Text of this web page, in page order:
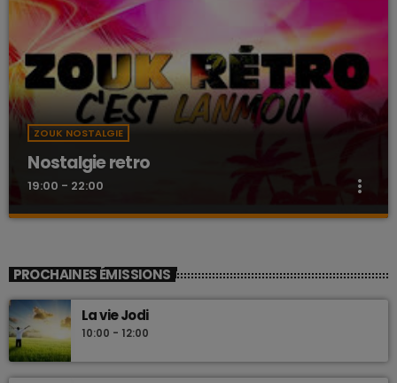
ZOUK NOSTALGIE
Nostalgie retro
19:00 - 22:00 more_vert
Les plus beaux Zouk des années 80
PROCHAINES ÉMISSIONS
La vie Jodi
10:00 - 12:00